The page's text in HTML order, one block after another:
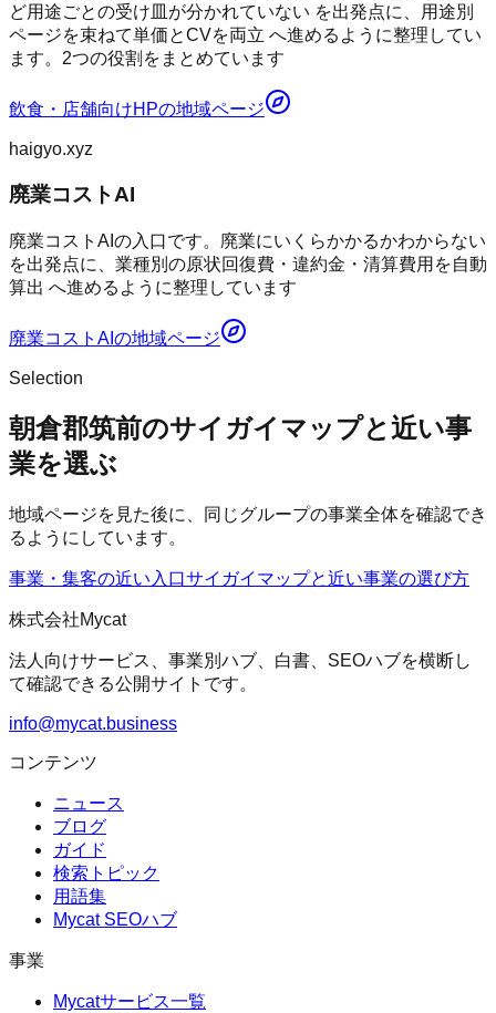
ど用途ごとの受け皿が分かれていない を出発点に、用途別
ページを束ねて単価とCVを両立 へ進めるように整理してい
ます。2つの役割をまとめています
飲食・店舗向けHPの地域ページ
haigyo.xyz
廃業コストAI
廃業コストAIの入口です。廃業にいくらかかるかわからない
を出発点に、業種別の原状回復費・違約金・清算費用を自動
算出 へ進めるように整理しています
廃業コストAI の地域ページ
Selection
朝倉郡筑前のサイガイマップと近い事
業を選ぶ
地域ページを見た後に、同じグループの事業全体を確認でき
るようにしています。
事業・集客の近い入口サイガイマップと近い事業の選び方
株式会社Mycat
法人向けサービス、事業別ハブ、白書、SEOハブを横断し
て確認できる公開サイトです。
info@mycat.business
コンテンツ
ニュース
ブログ
ガイド
検索トピック
用語集
Mycat SEOハブ
事業
Mycatサービス一覧